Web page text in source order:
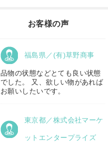
ガワ農機商会）
東京都／
株式会社マーケットエンタープ
ライズ
秋田県／
TMKトレーディング株式会社
香川県／
農機リンクス
株式会社キリノ
お客様の声
福島県／(有)草野商事
品物の状態などとても良い状態
でした。 又、欲しい物があれば
お願いしたいです。
東京都／株式会社マーケ
ットエンタープライズ